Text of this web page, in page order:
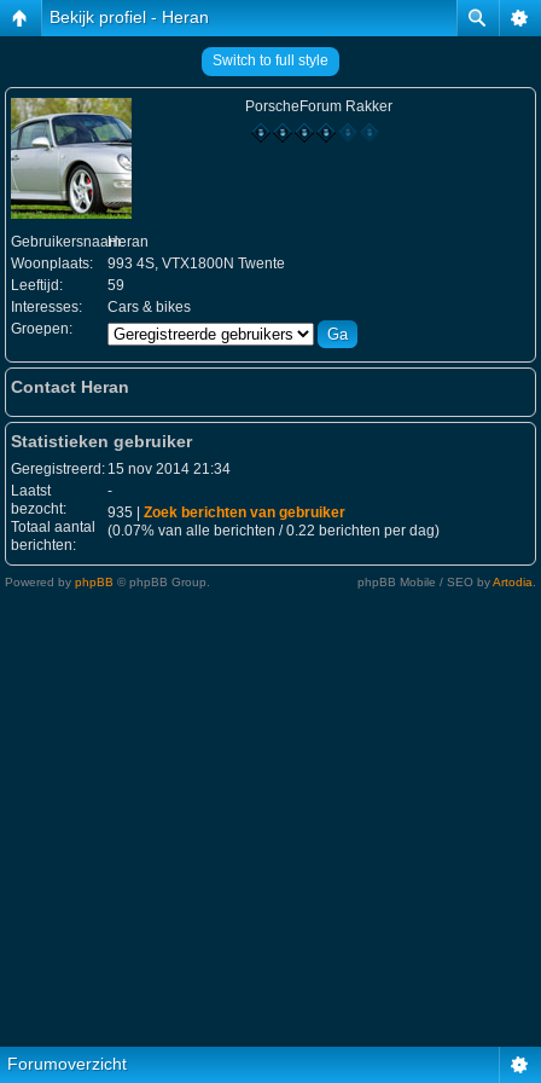
Bekijk profiel - Heran
Switch to full style
PorscheForum Rakker
Gebruikersnaam:Heran
Woonplaats:
993 4S, VTX1800N Twente
Leeftijd:
59
Interesses:
Cars & bikes
Groepen:
Contact Heran
Statistieken gebruiker
Geregistreerd: 15 nov 2014 21:34
Laatst
bezocht:
-
Totaal aantal
berichten:
935 | Zoek berichten van gebruiker
(0.07% van alle berichten / 0.22 berichten per dag)
Powered by phpBB © phpBB Group. phpBB Mobile / SEO byArtodia
Forumoverzicht